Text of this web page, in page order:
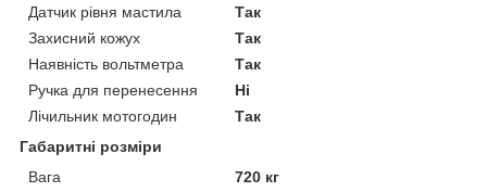
Датчик рівня мастила
Так
Захисний кожух
Так
Наявність вольтметра
Так
Ручка для перенесення
Ні
Лічильник мотогодин
Так
Габаритні розміри
Вага
720 кг